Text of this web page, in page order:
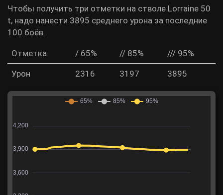
Чтобы получить три отметки на стволе Lorraine 50
t, надо нанести 3895 среднего урона за последние
100 боёв.
Отметка / 65% // 85% /// 95%
Урон 2316 3197 3895